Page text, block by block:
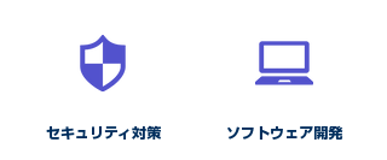
​セキュリティ対策 ​ソフトウェア開発